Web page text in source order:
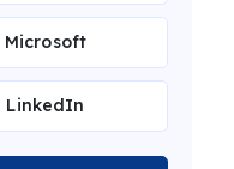
Microsoft
LinkedIn